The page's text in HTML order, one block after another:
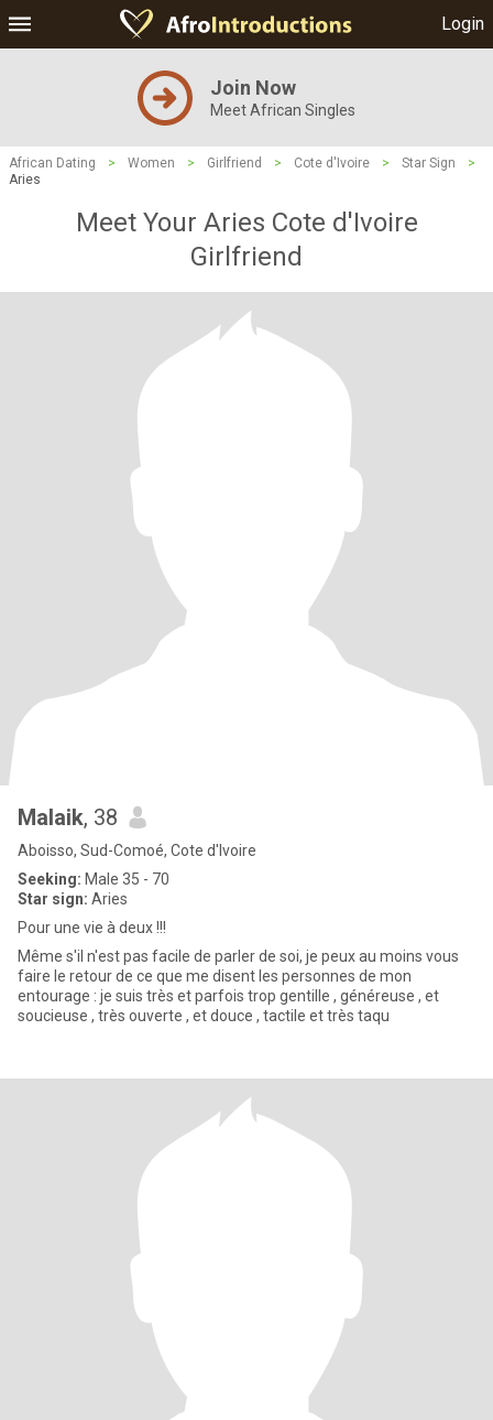
Login
Join Now
Meet African Singles
African Dating > Women > Girlfriend > Cote d'Ivoire > Star Sign
>
Aries
Meet Your Aries Cote d'Ivoire
Girlfriend
Malaik, 38
Aboisso, Sud-Comoé, Cote d'Ivoire
Seeking: Male 35 - 70
Star sign: Aries
Pour une vie à deux !!!
Même s'il n'est pas facile de parler de soi, je peux au moins vous
faire le retour de ce que me disent les personnes de mon
entourage : je suis très et parfois trop gentille , généreuse , et
soucieuse , très ouverte , et douce , tactile et très taqu